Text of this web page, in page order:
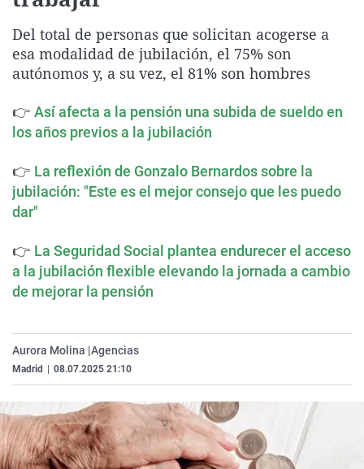
Gente viajera
Como el perro y el
Retornados
Equipo de
Galicia
La Rioja
Televisión
Elecciones
Del total de personas que solicitan acogerse a
esa modalidad de jubilación, el 75% son
autónomos y, a su vez, el 81% son hombres
👉 Así afecta a la pensión una subida de sueldo en
los años previos a la jubilación
👉 La reflexión de Gonzalo Bernardos sobre la
jubilación: "Este es el mejor consejo que les puedo
dar"
👉 La Seguridad Social plantea endurecer el acceso
a la jubilación flexible elevando la jornada a cambio
de mejorar la pensión
Aurora Molina |Agencias
Madrid 08.07.2025 21:10